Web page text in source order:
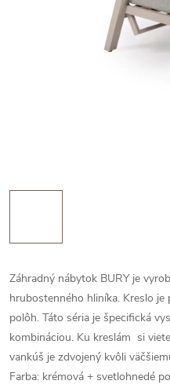
Záhradný nábytok BURY je
hrubostenného hliníka. Kreslo
polôh. Táto séria je špecifická
kombináciou. Ku kreslám si
vankúš je zdvojený kvôli
Farba: krémová + svetlohnedé